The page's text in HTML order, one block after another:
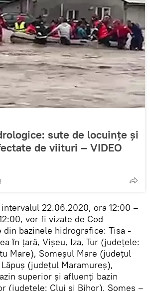
sute de locuințe și
de viituri – VIDEO
22.06.2020, ora 12:00 –
vor fi vizate de Cod
din bazinele hidrografice: Tisa -
ȋn ţară, Vişeu, Iza, Tur (judeţele:
Mare), Someşul Mare (judeţul
(judeţul Maramureş),
superior şi afluenţi bazin
(judeţele: Cluj şi Bihor), Someş –